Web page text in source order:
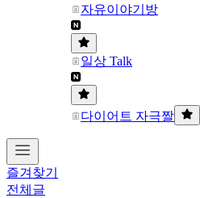
자유이야기방
일상 Talk
다이어트 자극짤
즐겨찾기
전체글